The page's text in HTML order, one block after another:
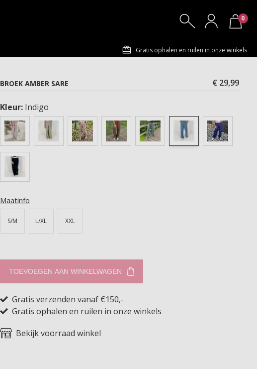
0
Gratis ophalen en ruilen in onze winkels
BROEK AMBER SARE
€ 29,99
Kleur: Indigo
Maatinfo
S/M L/XL XXL
TOEVOEGEN AAN WINKELWAGEN
Gratis verzenden vanaf €150,-
Gratis ophalen en ruilen in onze winkels
Bekijk voorraad winkel